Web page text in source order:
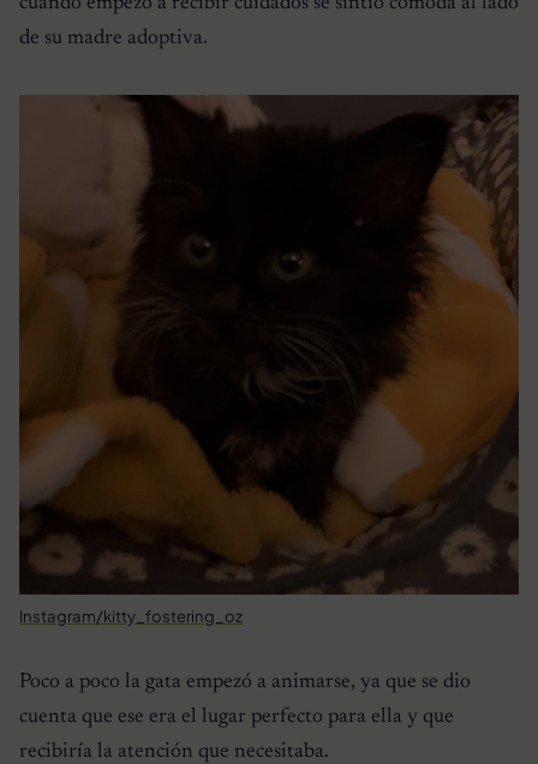
de su madre adoptiva.
Instagram/kitty_fostering_oz
Poco a poco la gata empezó a animarse, ya que se dio
cuenta que ese era el lugar perfecto para ella y que
recibiría la atención que necesitaba.